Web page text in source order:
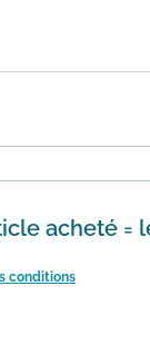
d'obtenir une
acheté =
conditions